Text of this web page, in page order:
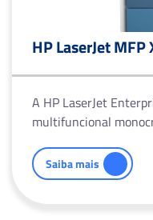
HP LaserJet
A HP LaserJet
multifuncional
Saiba mais